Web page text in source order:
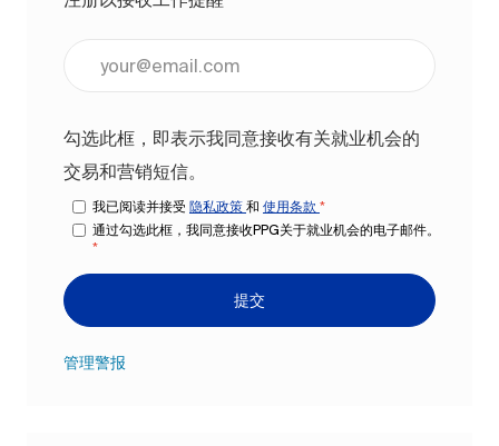
勾选此框，即表示我同意接收有关就业机会的
交易和营销短信。
我已阅读并接受 隐私政策 和 使用条款 *
通过勾选此框，我同意接收PPG关于就业机会的电子邮件。
*
提交
管理警报